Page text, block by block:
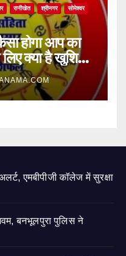
रानीखेत श्रीनगर सोमेश्वर
होगा आप का
क्या है खुशियां,
एमबीपीजी कॉलेज में सुरक्षा
बनभूलपुरा पुलिस ने